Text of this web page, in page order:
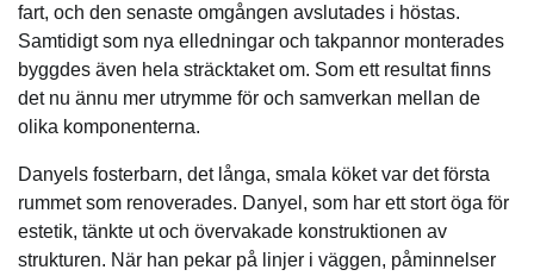
fart, och den senaste omgången avslutades i höstas.
Samtidigt som nya elledningar och takpannor monterades
byggdes även hela sträcktaket om. Som ett resultat finns
det nu ännu mer utrymme för och samverkan mellan de
olika komponenterna.
Danyels fosterbarn, det långa, smala köket var det första
rummet som renoverades. Danyel, som har ett stort öga för
estetik, tänkte ut och övervakade konstruktionen av
strukturen. När han pekar på linjer i väggen, påminnelser